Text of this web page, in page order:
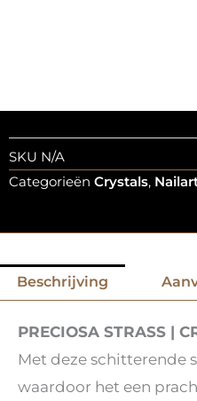
SKU N/A
Categorieën Crystals,
Beschrijving
PRECIOSA STRASS |
Met deze schitterende
waardoor het een